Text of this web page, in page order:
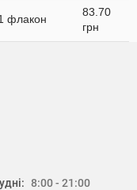
флакон
83.70
грн
8:00 - 21:00